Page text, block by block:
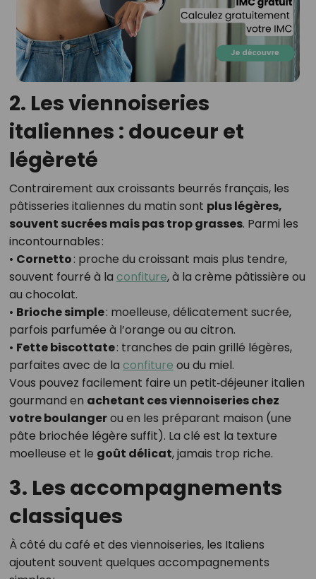
2. Les viennoiseries
italiennes : douceur et
légèreté
Contrairement aux croissants beurrés français, les
pâtisseries italiennes du matin sont plus légères,
souvent sucrées mais pas trop grasses. Parmi les
incontournables :
• Cornetto: proche du croissant mais plus tendre,
souvent fourré à la confiture, à la crème pâtissière ou
au chocolat.
• Brioche simple: moelleuse, délicatement sucrée,
parfois parfumée à l’orange ou au citron.
• Fette biscottate: tranches de pain grillé légères,
parfaites avec de la confiture ou du miel.
Vous pouvez facilement faire un petit‑déjeuner italien
gourmand en achetant ces viennoiseries chez
votre boulangerou en les préparant maison (une
pâte briochée légère suffit). La clé est la texture
moelleuse et le goût délicat, jamais trop riche.
3. Les accompagnements
classiques
À côté du café et des viennoiseries, les Italiens
ajoutent souvent quelques accompagnements